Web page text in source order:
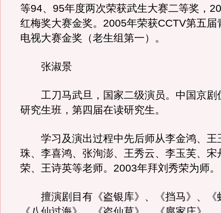
等94、95年度两次荣获武生大赛二等奖，
红梅奖大赛金奖。2005年荣获CCTV第五届
电视大赛金奖（老生组第一）。
张淑景
工刀马武旦，国家二级演员。中国京剧
研究生班，第四届在读研究生。
学习及演出过程中先后师从李金鸿、王
珠、李喜鸿、张洵澎、王秀云、李玉芙、宋
荣、王诗英等老师。2003年拜刘秀荣为师。
擅演剧目有《盗银库》、《挡马》、《